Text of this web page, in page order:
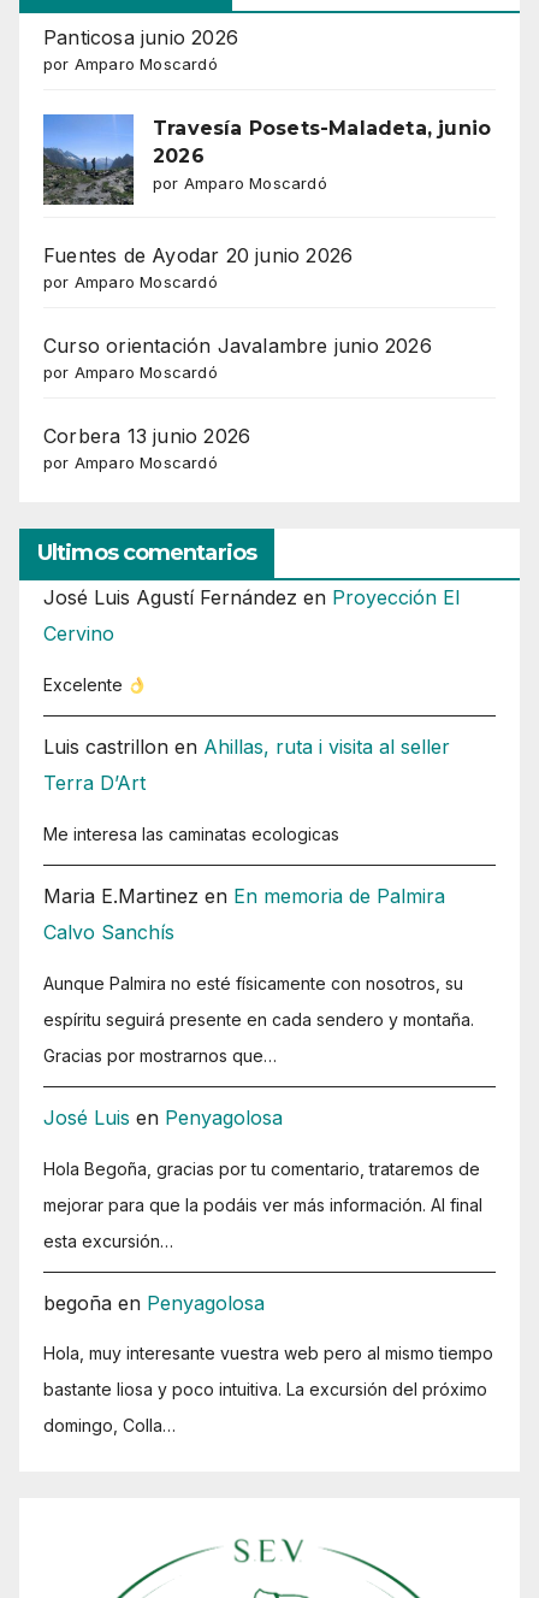
Panticosa junio 2026
por Amparo Moscardó
Travesía Posets-Maladeta, junio
2026
por Amparo Moscardó
Fuentes de Ayodar 20 junio 2026
por Amparo Moscardó
Curso orientación Javalambre junio 2026
por Amparo Moscardó
Corbera 13 junio 2026
por Amparo Moscardó
Ultimos comentarios
José Luis Agustí Fernández en Proyección El
Cervino
Excelente
Luis castrillon en Ahillas, ruta i visita al seller
Terra D’Art
Me interesa las caminatas ecologicas
Maria E.Martinez en En memoria de Palmira
Calvo Sanchís
Aunque Palmira no esté físicamente con nosotros, su
espíritu seguirá presente en cada sendero y montaña.
Gracias por mostrarnos que…
José Luis en Penyagolosa
Hola Begoña, gracias por tu comentario, trataremos de
mejorar para que la podáis ver más información. Al final
esta excursión…
begoña en Penyagolosa
Hola, muy interesante vuestra web pero al mismo tiempo
bastante liosa y poco intuitiva. La excursión del próximo
domingo, Colla…